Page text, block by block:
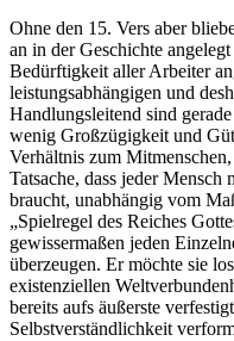
Ohne den 15. Vers aber
an in der Geschichte
Bedürftigkeit aller Arbeiter
leistungsabhängigen und
Handlungsleitend sind
wenig Großzügigkeit und
Verhältnis zum
Tatsache, dass jeder Mensch
braucht, unabhängig vom
„Spielregel des Reiches
gewissermaßen jeden
überzeugen. Er möchte sie
existenziellen
bereits aufs äußerste
Selbstverständlichkeit